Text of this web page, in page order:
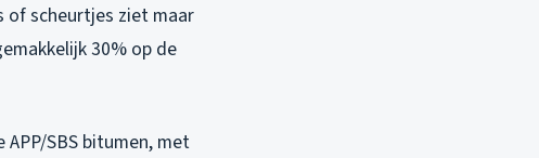
of scheurtjes ziet maar
30% op de
SBS bitumen, met